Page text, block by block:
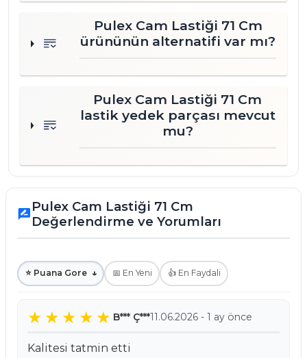
işletmenizin tüm temizlik ihtiyaçlarına
profesyonel çözümler sunuyoruz. Türkiye
genelindeki geniş dağıtım ağımız ve stok
gücümüzle, ihtiyaç duyduğunuz ürünleri en
avantajlarımızla işletme giderlerinizi kontrol
altında tutmanıza yardımcı oluyoruz. Mermaid
ve diğer profesyonel temizlik grubu
Pulex Cam Lastiği 71 Cm
ürününün alternatifi var mı?
Pulex Cam Lastiği 71 Cm
lastik yedek parçası mevcut
mu?
rate_reviewPulex Cam Lastiği 71 Cm
Değerlendirme ve Yorumları
⭐ Puana Gore ↓ 📅 En Yeni 👍 En Faydali
B*** Ç***11.06.2026 - 1 ay önce
Kalitesi tatmin etti